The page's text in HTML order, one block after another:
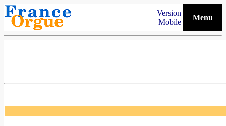
Version
Mobile
Menu